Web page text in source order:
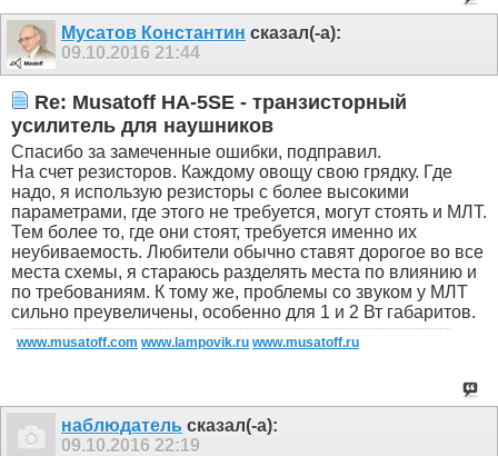
Мусатов Константин сказал(-а):
09.10.2016 21:44
Re: Musatoff HA-5SE - транзисторный
усилитель для наушников
Спасибо за замеченные ошибки, подправил.
На счет резисторов. Каждому овощу свою грядку. Где
надо, я использую резисторы с более высокими
параметрами, где этого не требуется, могут стоять и МЛТ.
Тем более то, где они стоят, требуется именно их
неубиваемость. Любители обычно ставят дорогое во все
места схемы, я стараюсь разделять места по влиянию и
по требованиям. К тому же, проблемы со звуком у МЛТ
сильно преувеличены, особенно для 1 и 2 Вт габаритов.
www.musatoff.com www.lampovik.ru www.musatoff.ru
наблюдатель сказал(-а):
09.10.2016 22:19